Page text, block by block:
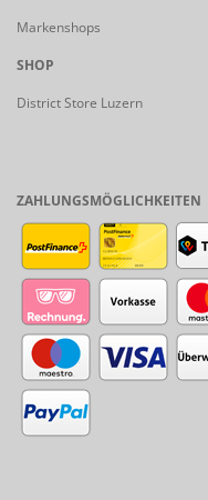
Markenshops
SHOP
District Store Luzern
ZAHLUNGSMÖGLICHKEITEN